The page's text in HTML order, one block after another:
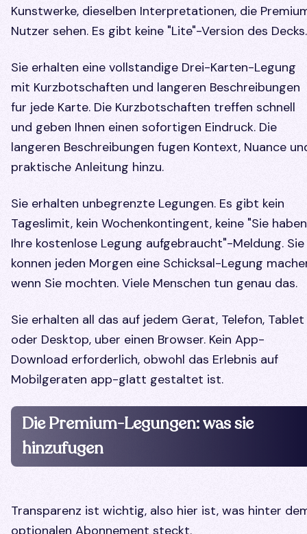
Kunstwerke, dieselben Interpretationen, die
Nutzer sehen. Es gibt keine "Lite"-Version des Decks.
Sie erhalten eine vollstandige Drei-Karten-Legung
mit Kurzbotschaften und langeren Beschreibungen
fur jede Karte. Die Kurzbotschaften treffen schnell
und geben Ihnen einen sofortigen Eindruck. Die
langeren Beschreibungen fugen Kontext, Nuance
praktische Anleitung hinzu.
Sie erhalten unbegrenzte Legungen. Es gibt kein
Tageslimit, kein Wochenkontingent, keine "Sie haben
Ihre kostenlose Legung aufgebraucht"-Meldung. Sie
konnen jeden Morgen eine Schicksal-Legung
wenn Sie mochten. Viele Menschen tun genau das.
Sie erhalten all das auf jedem Gerat, Telefon, Tablet
oder Desktop, uber einen Browser. Kein App-
Download erforderlich, obwohl das Erlebnis auf
Mobilgeraten app-glatt gestaltet ist.
Die Premium-Legungen: was sie
hinzufugen
Transparenz ist wichtig, also hier ist, was hinter
optionalen Abonnement steckt.